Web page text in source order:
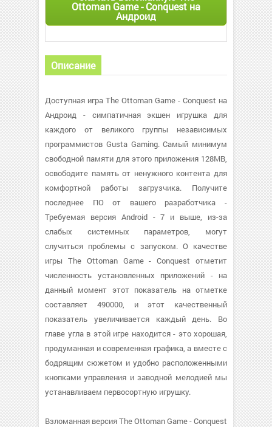
Ottoman Game - Conquest на
Андроид
Описание
Доступная игра The Ottoman Game - Conquest на
Андроид - симпатичная экшен игрушка для
каждого от великого группы независимых
программистов Gusta Gaming. Самый минимум
свободной памяти для этого приложения 128MB,
освободите память от ненужного контента для
комфортной работы загрузчика. Получите
последнее ПО от вашего разработчика -
Требуемая версия Android - 7 и выше, из-за
слабых системных параметров, могут
случиться проблемы с запуском. О качестве
игры The Ottoman Game - Conquest отметит
численность установленных приложений - на
данный момент этот показатель на отметке
составляет 490000, и этот качественный
показатель увеличивается каждый день. Во
главе угла в этой игре находится - это хорошая,
продуманная и современная графика, а вместе с
бодрящим сюжетом и удобно расположенными
кнопками управления и заводной мелодией мы
устанавливаем первосортную игрушку.
Взломанная версия The Ottoman Game - Conquest